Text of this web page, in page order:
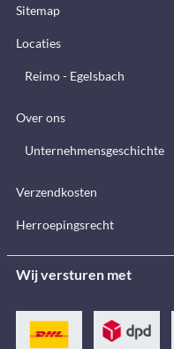
Sitemap
Locaties
Reimo - Egelsbach
Over ons
Unternehmensgeschichte
Verzendkosten
Herroepingsrecht
Wij versturen met